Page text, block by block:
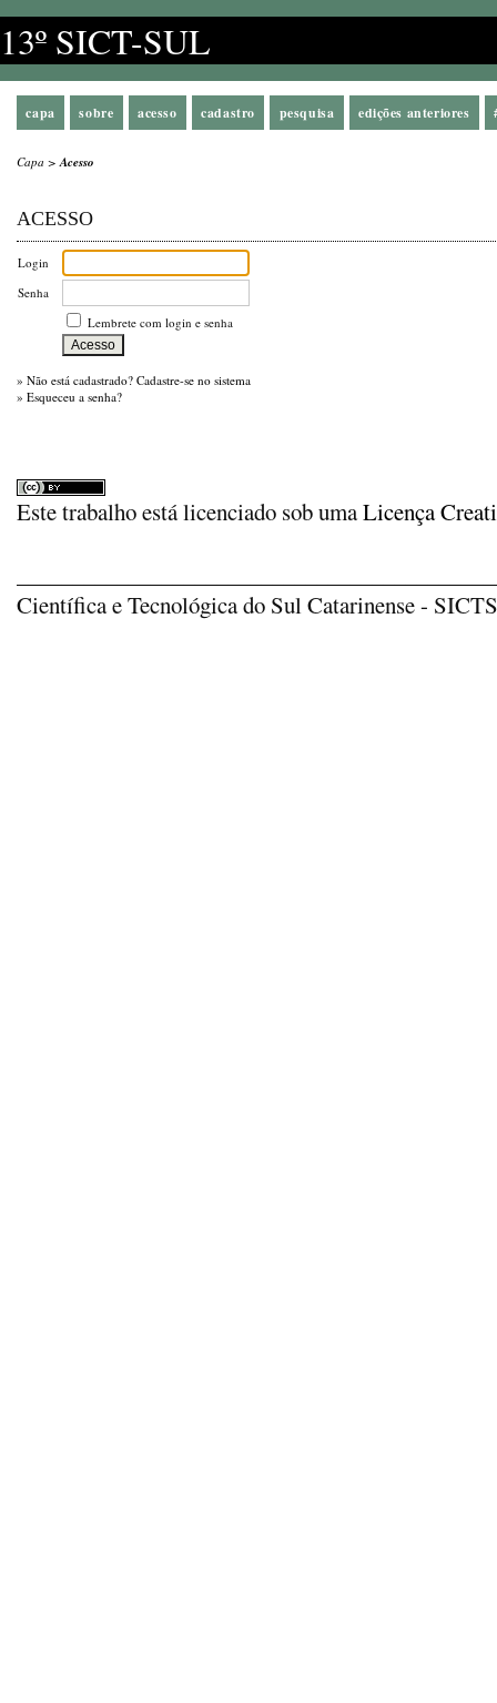
13º SICT-SUL
capa sobre acesso cadastro pesquisa edições anteriores
Capa >Acesso
ACESSO
Login
Senha
Lembrete com login e senha
» Não está cadastrado? Cadastre-se no sistema
» Esqueceu a senha?
Este trabalho está licenciado sob umaLicença
Científica e Tecnológica do Sul Catarinense -